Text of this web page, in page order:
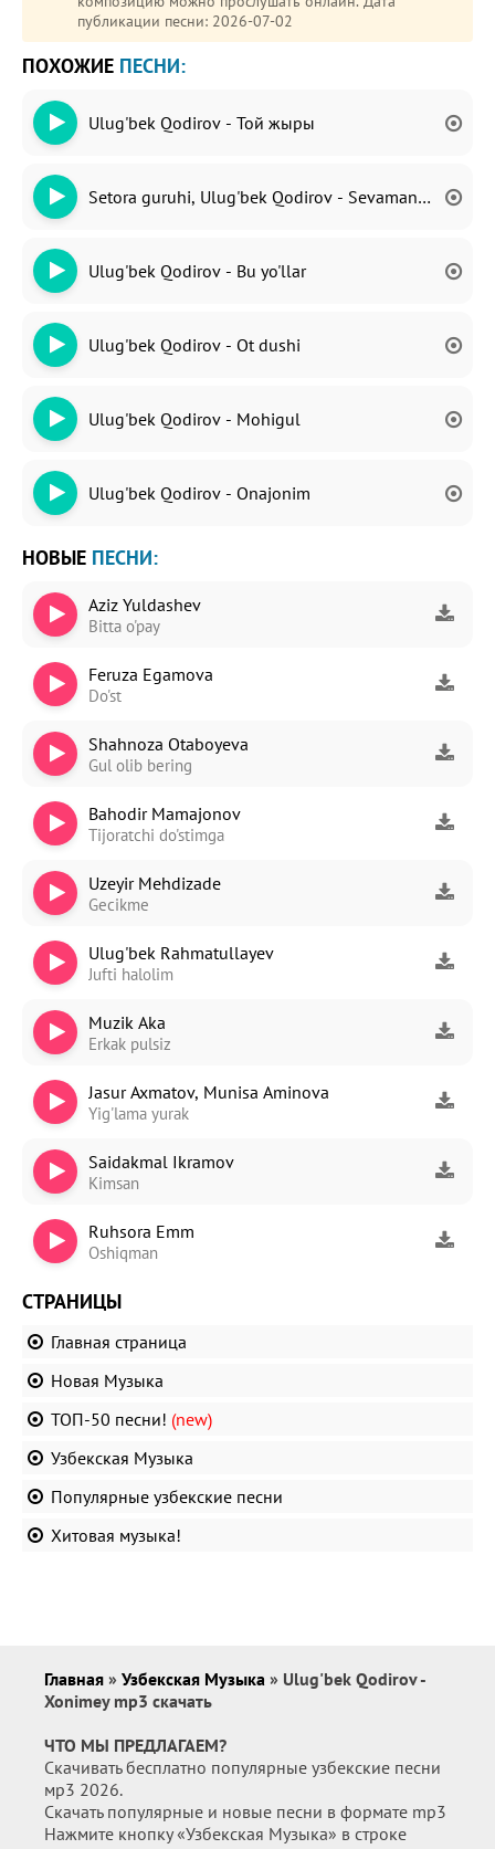
публикации песни: 2026-07-02
ПОХОЖИЕ ПЕСНИ:
Ulug'bek Qodirov - Той жыры
Setora guruhi, Ulug'bek Qodirov - Sevaman seni
Ulug'bek Qodirov - Bu yo'llar
Ulug'bek Qodirov - Ot dushi
Ulug'bek Qodirov - Mohigul
Ulug'bek Qodirov - Onajonim
НОВЫЕ ПЕСНИ:
Aziz Yuldashev
Bitta o'pay
Feruza Egamova
Do'st
Shahnoza Otaboyeva
Gul olib bering
Bahodir Mamajonov
Tijoratchi do'stimga
Uzeyir Mehdizade
Gecikme
Ulug'bek Rahmatullayev
Jufti halolim
Muzik Aka
Erkak pulsiz
Jasur Axmatov, Munisa Aminova
Yig'lama yurak
Saidakmal Ikramov
Kimsan
Ruhsora Emm
Oshiqman
СТРАНИЦЫ
Главная страница
Новая Музыка
ТОП-50 песни! (new)
Узбекская Музыка
Популярные узбекские песни
Хитовая музыка!
Главная » Узбекская Музыка » Ulug'bek Qodirov -
Xonimey mp3 скачать
ЧТО МЫ ПРЕДЛАГАЕМ?
Скачивать бесплатно популярные узбекские песни
мр3 2026.
Скачать популярные и новые песни в формате mp3
Нажмите кнопку «Узбекская Музыка» в строке